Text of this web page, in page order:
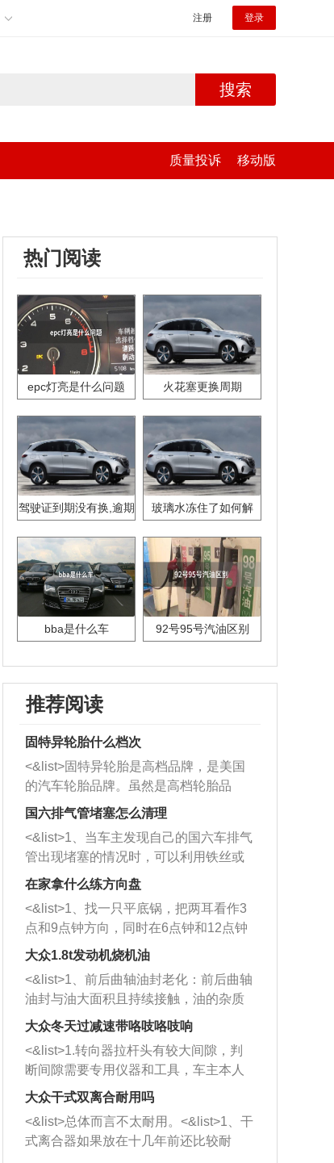
注册 登录
搜索
质量投诉 移动版
热门阅读
epc灯亮是什么问题 火花塞更换周期
驾驶证到期没有换,逾期
玻璃水冻住了如何解
bba是什么车 92号95号汽油区别
推荐阅读
固特异轮胎什么档次
<&list>固特异轮胎是高档品牌，是美国
的汽车轮胎品牌。虽然是高档轮胎品
牌，但是中高低端的轮胎都有生产，这
也是为了更好的开拓市场。
国六排气管堵塞怎么清理
<&list>1、当车主发现自己的国六车排气
管出现堵塞的情况时，可以利用铁丝或
者是细棍，直接将杂物给取出来，如果
堵塞情况比较严重，也可以采取应急措
施。 <&list>2、直接利用木棍将所有的
杂物推到排气管里面的位置处，然后将
三元催化器拆解开，就可以将堵塞的东
西取出来。但如果是因为积碳过多引起
的堵塞，就需要将三元催化器泡在草酸
洗剂对堵塞的情况得到解决，将清洗剂
放在燃油箱中，与燃油混合后，车辆启
动时，就可以和汽油一起进入到燃烧
室，最后形成废气排出，就可以让三元
催化器得到清洗，排气管堵塞的情况就
能够得到解决。
在家拿什么练方向盘
<&list>1、找一只平底锅，把两耳看作3
点和9点钟方向，同时在6点钟和12点钟
方向做一个标记。 <&list>2、双手握住
一圈半的练习，往右同样也要打相同的
圈数。 <&list>3、最后强调要反复练
习，这样就可以形成肌肉记忆，在真实
驾驶车辆时，不需要记忆也能打好方
向。
大众1.8t发动机烧机油
<&list>1、前后曲轴油封老化：前后曲轴
油封与油大面积且持续接触，油的杂质
和发动机内持续温度变化使其密封效果
逐渐减弱，导致渗油或漏油。<&list>2、
活塞间隙过大：积碳会使活塞环与缸体
的间隙扩大，导致机油流入燃烧室中，
造成烧机油。<&list>3、机油粘度。使用
机油粘度过小的话，同样会有烧机油现
象，机油粘度过小具有很好的流动性，
大众冬天过减速带咯吱咯吱响
<&list>1.转向器拉杆头有较大间隙，判
断间隙需要专用仪器和工具，车主本人
无法制作，需要将车辆送到修理厂或4s
店；<&list>2.车辆半轴套管防尘罩破
裂，破裂后会出现漏油现象，使半轴磨
损严重，磨损的半轴容易损坏，产生异
大众干式双离合耐用吗
<&list>总体而言不太耐用。<&list>1、干
式离合器如果放在十几年前还比较耐